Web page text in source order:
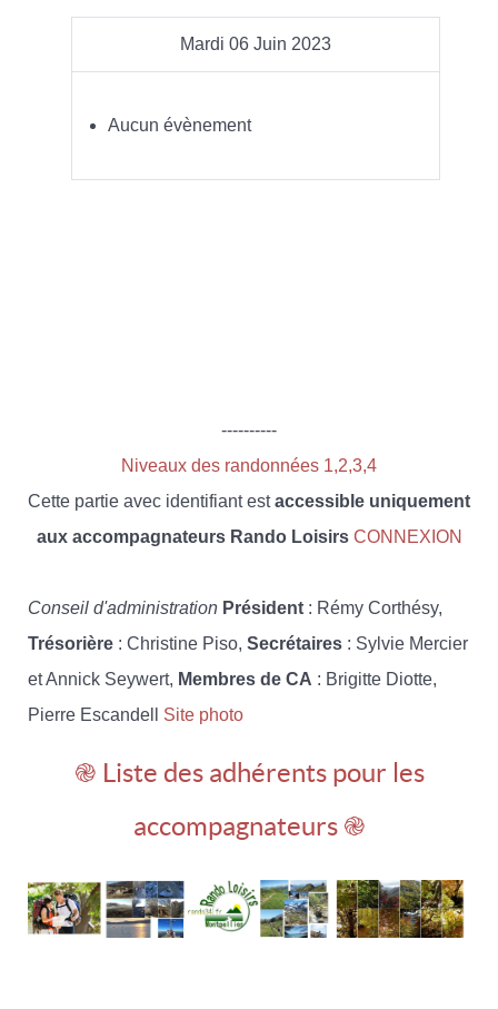
Mardi 06 Juin 2023
Aucun évènement
----------
Niveaux des randonnées 1,2,3,4
Cette partie avec identifiant estaccessible uniquement
aux accompagnateurs Rando Loisirs CONNEXION
Conseil d'administration Président : Rémy Corthésy,
Trésorière : Christine Piso, Secrétaires : Sylvie Mercier
et Annick Seywert, Membres de CA : Brigitte Diotte,
Pierre Escandell Site photo
֎ Liste des adhérents pour les
accompagnateurs ֎